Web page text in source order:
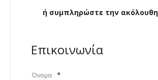
ή συμπληρώστε την
Επικοινωνία
Όνομα *